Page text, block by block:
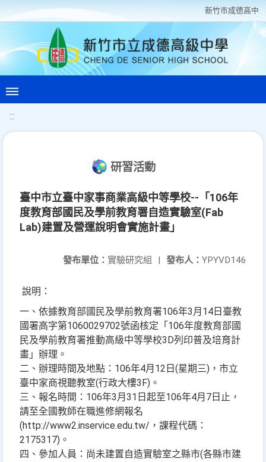
新竹巿成德高中
:::
研習活動
臺中市立臺中家事商業高級中等學校--「106年
度教育部國民及學前教育署自造實驗室(Fab
Lab)建置及營運說明會實施計畫」
發布人： YPYVD146
發布單位： 實驗研究組 |
說明：
一、依據教育部國民及學前教育署106年3月14日臺教
國署高字第1060029702號函核定「106年度教育部國
民及學前教育署推動高級中等學校3D列印普及培育計
畫」辦理。
二、辦理時間及地點：106年4月12日(星期三)，市立
臺中家商視聽教室(行政大樓3F)。
三、報名時間：106年3月31日起至106年4月7日止，
請至全國教師在職進修網報名
(http://www2.inservice.edu.tw/，課程代碼：
2175317)。
四、參加人員：尚未建置自造實驗室之縣市(各縣市建